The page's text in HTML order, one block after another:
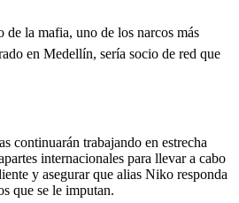
la mafia, uno de los narcos más
en Medellín, sería socio de red que
continuarán trabajando en estrecha
internacionales para llevar a cabo
y asegurar que alias Niko responda
que se le imputan.